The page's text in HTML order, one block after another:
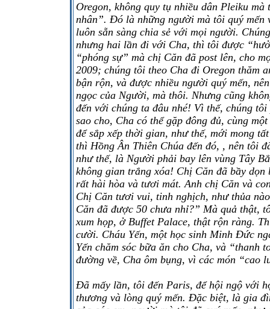
Oregon, không quy tụ nhiều dân Pleiku
nhân”. Đó là những người mà tôi quý mến
luôn sẵn sàng chia sẻ với mọi người.
nhưng hai lần đi với Cha, thì tôi được
“phóng sự” mà chị Căn đã post lên, cho
2009; chúng tôi theo Cha đi Oregon thăm
bận rộn, và được nhiều người quý mến,
ngọc của Người, mà thôi. Nhưng cũng
đến với chúng ta đâu nhé! Vì thế, chúng
sao cho, Cha có thể gặp đông đủ, cùng
để sắp xếp thời gian, như thế, mới mong
thì Hồng Ân Thiên Chúa đến đó, , nên tôi
như thế, là Người phải bay lên vùng Tây
không gian trắng xóa! Chị Căn đã bầy
rất hài hòa và tươi mát. Anh chị Căn và
Chị Căn tươi vui, tinh nghịch, như thủa
Căn đã được 50 chưa nhỉ?” Mà quả thật,
xum họp, ở Buffet Palace, thật rộn ràng.
cười. Cháu Yến, một học sinh Minh Đức
Yến chăm sóc bữa ăn cho Cha, và “thanh
đường về, Cha ôm bụng, vì các món “cao
Đã mấy lần, tôi đến Paris, để hội ngộ với
thương và lòng quý mến. Đặc biệt, là gia